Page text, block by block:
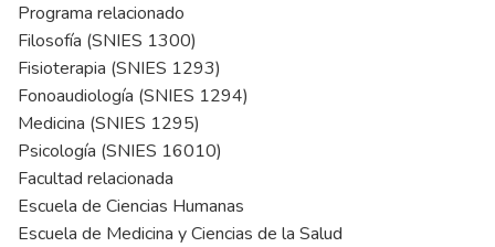
Programa relacionado
Filosofía (SNIES 1300)
Fisioterapia (SNIES 1293)
Fonoaudiología (SNIES 1294)
Medicina (SNIES 1295)
Psicología (SNIES 16010)
Facultad relacionada
Escuela de Ciencias Humanas
Escuela de Medicina y Ciencias de la Salud